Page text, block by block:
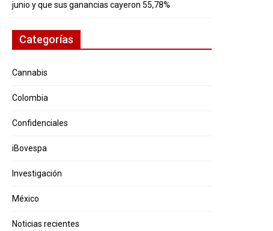
junio y que sus ganancias cayeron 55,78%
Categorías
Cannabis
Colombia
Confidenciales
iBovespa
Investigación
México
Noticias recientes